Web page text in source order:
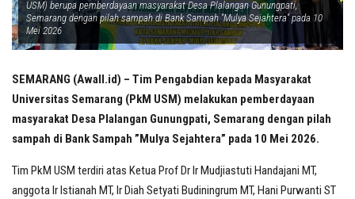
USM) berupa pemberdayaan masyarakat Desa Plalangan Gunungpati,
Semarang dengan pilah sampah di Bank Sampah ''Mulya Sejahtera'' pada 10
Mei 2026
SEMARANG (Awall.id) – Tim Pengabdian kepada Masyarakat
Universitas Semarang (PkM USM) melakukan pemberdayaan
masyarakat Desa Plalangan Gunungpati, Semarang dengan pilah
sampah di Bank Sampah ”Mulya Sejahtera” pada 10 Mei 2026.
Tim PkM USM terdiri atas Ketua Prof Dr Ir Mudjiastuti Handajani MT,
anggota Ir Istianah MT, Ir Diah Setyati Budiningrum MT, Hani Purwanti ST